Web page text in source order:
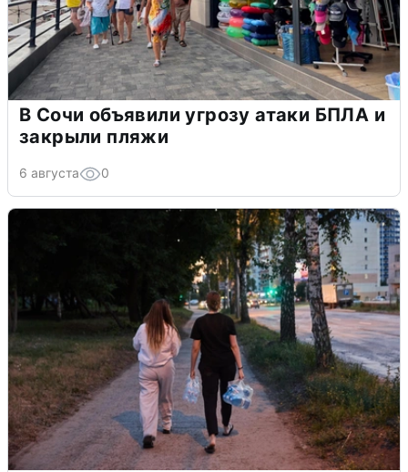
В Сочи объявили угрозу атаки БПЛА и
закрыли пляжи
6 августа 0